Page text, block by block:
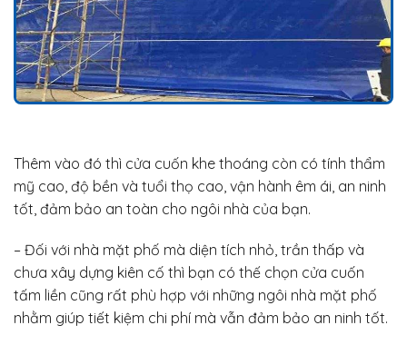
Thêm vào đó thì cửa cuốn khe thoáng còn có tính thẩm
mỹ cao, độ bền và tuổi thọ cao, vận hành êm ái, an ninh
tốt, đảm bảo an toàn cho ngôi nhà của bạn.
– Đối với nhà mặt phố mà diện tích nhỏ, trần thấp và
chưa xây dựng kiên cố thì bạn có thế chọn cửa cuốn
tấm liền cũng rất phù hợp với những ngôi nhà mặt phố
nhằm giúp tiết kiệm chi phí mà vẫn đảm bảo an ninh tốt.